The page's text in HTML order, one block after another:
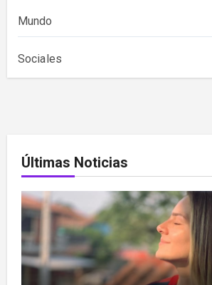
Mundo
Sociales
Últimas Noticias